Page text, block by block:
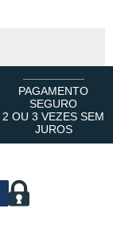
PAGAMENTO
SEGURO
2 OU 3 VEZES SEM
JUROS